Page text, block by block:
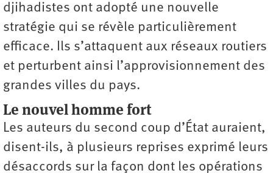
djihadistes ont adopté une nouvelle
stratégie qui se révèle particulièrement
efficace. Ils s’attaquent aux réseaux routiers
et perturbent ainsi l’­approvisionnement des
grandes villes du pays.
Le nouvel homme fort
Les auteurs du second coup d’État auraient,
disent-ils, à plusieurs reprises exprimé leurs
désaccords sur la façon dont les opérations